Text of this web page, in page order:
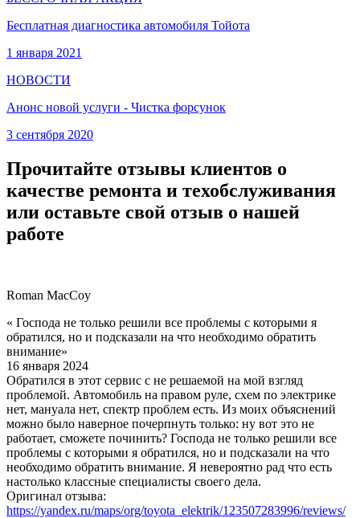
Бесплатная диагностика автомобиля Тойота
1 января 2021
НОВОСТИ
Анонс новой услуги - Чистка форсунок
3 сентября 2020
Прочитайте отзывы клиентов о
качестве ремонта и техобслуживания
или оставьте свой отзыв о нашей
работе
Roman MacCoy
« Господа не только решили все проблемы с которыми я
обратился, но и подсказали на что необходимо обратить
внимание»
16 января 2024
Обратился в этот сервис с не решаемой на мой взгляд
проблемой. Автомобиль на правом руле, схем по электрике
нет, мануала нет, спектр проблем есть. Из моих объяснений
можно было наверное почерпнуть только: ну вот это не
работает, сможете починить? Господа не только решили все
проблемы с которыми я обратился, но и подсказали на что
необходимо обратить внимание. Я невероятно рад что есть
настолько классные специалисты своего дела.
Оригинал отзыва:
https://yandex.ru/maps/org/toyota_elektrik/123507283996/reviews/